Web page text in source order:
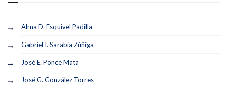
Alma D. Esquivel Padilla
Gabriel I. Sarabia Zúñiga
José E. Ponce Mata
José G. González Torres